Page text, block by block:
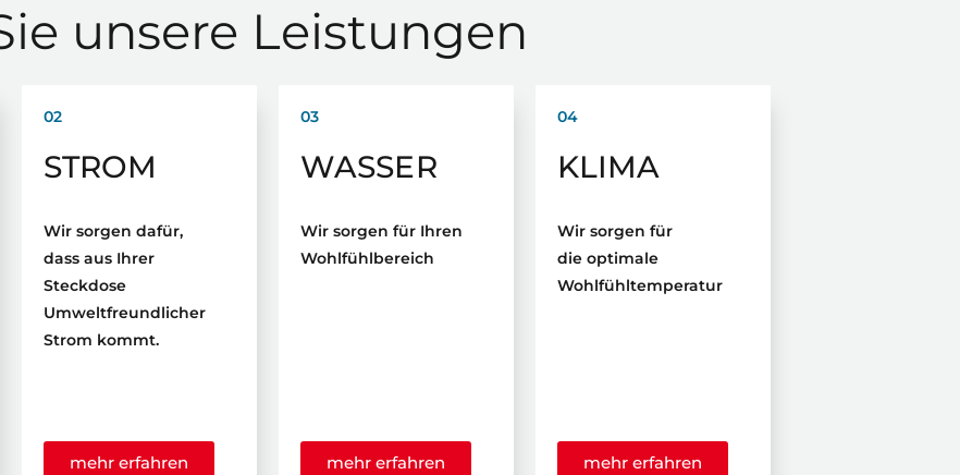
unsere Leistungen
02
STROM
Wir sorgen dafür,
dass aus Ihrer
Steckdose
Umweltfreundlicher
Strom kommt.
mehr erfahren
03
WASSER
Wir sorgen für Ihren
Wohlfühlbereich
mehr erfahren
04
KLIMA
Wir sorgen für
die optimale
Wohlfühltemperatur
mehr erfahren